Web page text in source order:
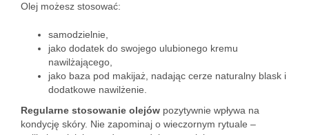
Olej możesz stosować:
samodzielnie,
jako dodatek do swojego ulubionego kremu
nawilżającego,
jako baza pod makijaż, nadając cerze naturalny blask i
dodatkowe nawilżenie.
Regularne stosowanie olejów pozytywnie wpływa na
kondycję skóry. Nie zapominaj o wieczornym rytuale –